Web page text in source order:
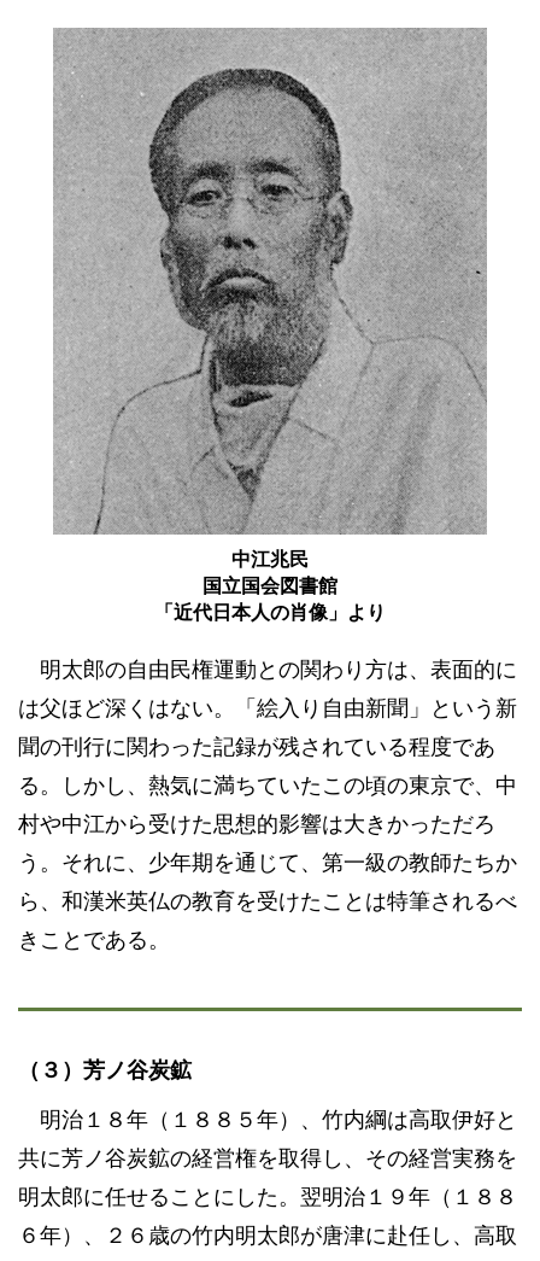
中江兆民
国立国会図書館
「近代日本人の肖像」より
明太郎の自由民権運動との関わり方は、表面的に
は父ほど深くはない。「絵入り自由新聞」という新
聞の刊行に関わった記録が残されている程度であ
る。しかし、熱気に満ちていたこの頃の東京で、中
村や中江から受けた思想的影響は大きかっただろ
う。それに、少年期を通じて、第一級の教師たちか
ら、和漢米英仏の教育を受けたことは特筆されるべ
きことである。
（３）芳ノ谷炭鉱
明治１８年（１８８５年）、竹内綱は高取伊好と
共に芳ノ谷炭鉱の経営権を取得し、その経営実務を
明太郎に任せることにした。翌明治１９年（１８８
６年）、２６歳の竹内明太郎が唐津に赴任し、高取